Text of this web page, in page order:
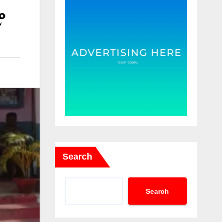
Search
Search